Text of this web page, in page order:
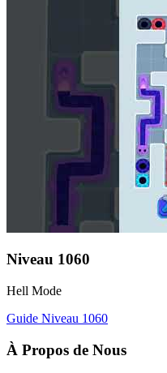
Niveau 1060
Hell Mode
Guide Niveau 1060
À Propos de Nous